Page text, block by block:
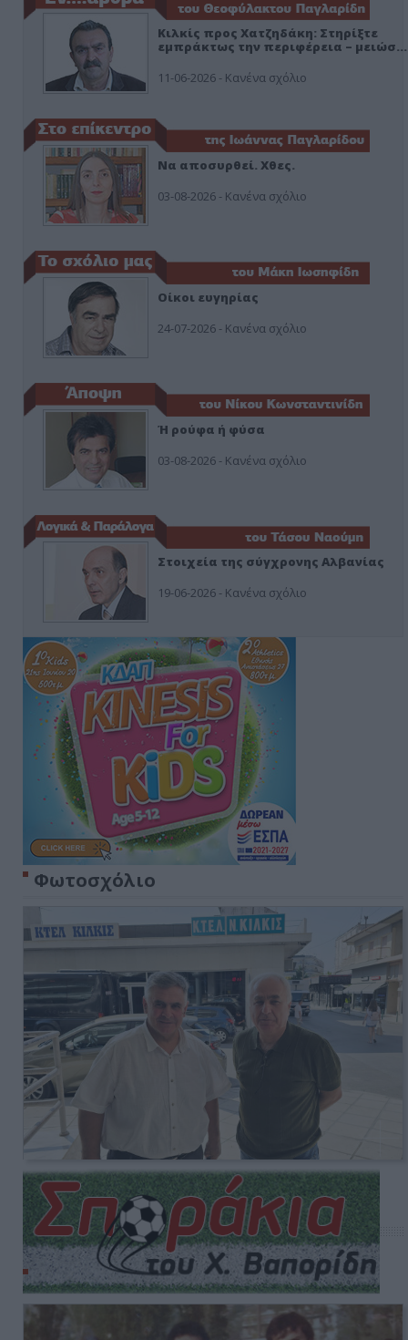
Κιλκίς προς Χατζηδάκη: Στηρίξτε
εμπράκτως την περιφέρεια – μειώσ…
11-06-2026 - Κανένα σχόλιο
Να αποσυρθεί. Χθες.
03-08-2026 - Κανένα σχόλιο
Οίκοι ευγηρίας
24-07-2026 - Κανένα σχόλιο
Ή ρούφα ή φύσα
03-08-2026 - Κανένα σχόλιο
Στοιχεία της σύγχρονης Αλβανίας
19-06-2026 - Κανένα σχόλιο
Φωτοσχόλιο